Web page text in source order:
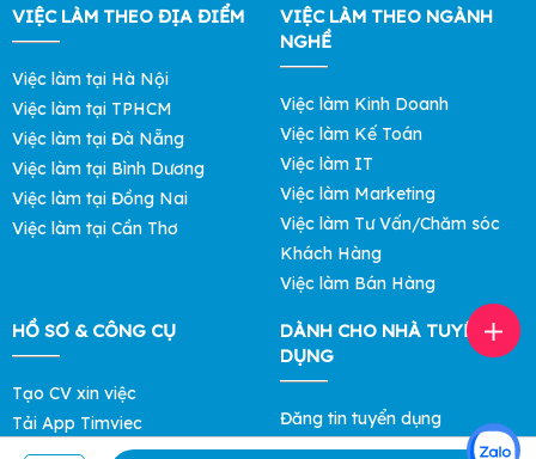
VIỆC LÀM THEO ĐỊA ĐIỂM
Việc làm tại Hà Nội
Việc làm tại TPHCM
Việc làm tại Đà Nẵng
Việc làm tại Bình Dương
Việc làm tại Đồng Nai
Việc làm tại Cần Thơ
VIỆC LÀM THEO NGÀNH
NGHỀ
Việc làm Kinh Doanh
Việc làm Kế Toán
Việc làm IT
Việc làm Marketing
Việc làm Tư Vấn/Chăm sóc
Khách Hàng
Việc làm Bán Hàng
HỒ SƠ & CÔNG CỤ
Tạo CV xin việc
Tải App Timviec
Khám phá Mức Lương
DÀNH CHO NHÀ TUYỂN
DỤNG
Đăng tin tuyển dụng
Tìm ứng viên